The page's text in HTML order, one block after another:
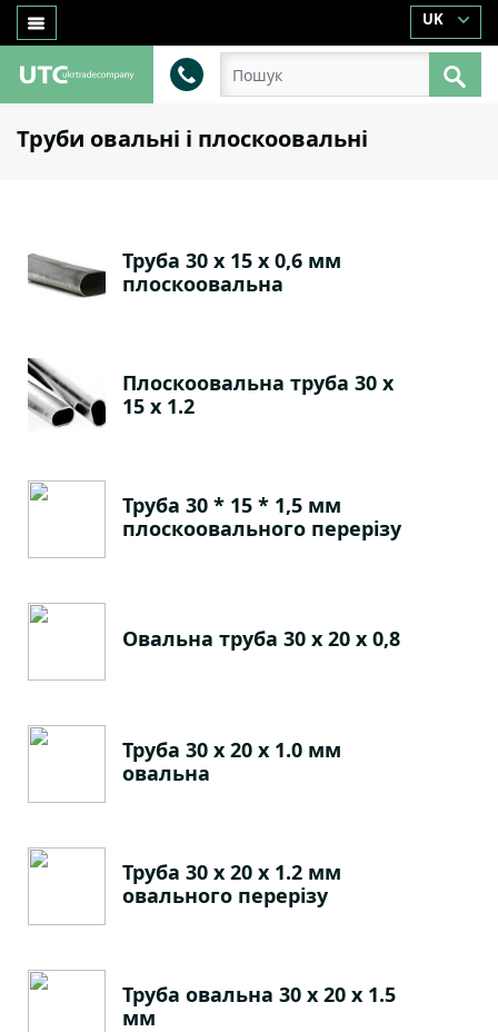
UK
Труби овальні і плоскоовальні
Труба 30 х 15 х 0,6 мм
плоскоовальна
Плоскоовальна труба 30 х
15 х 1.2
Труба 30 * 15 * 1,5 мм
плоскоовального перерізу
Овальна труба 30 х 20 х 0,8
Труба 30 х 20 х 1.0 мм
овальна
Труба 30 х 20 х 1.2 мм
овального перерізу
Труба овальна 30 х 20 х 1.5
мм